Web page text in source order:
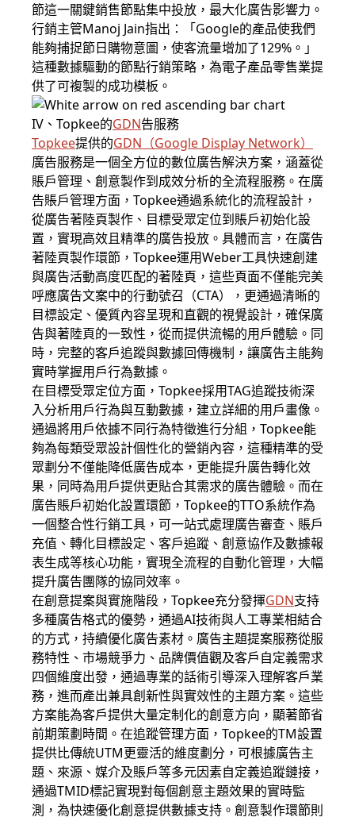
節這一關鍵銷售節點集中投放，最大化廣告影響力。
行銷主管Manoj Jain指出：「Google的產品使我們
能夠捕捉節日購物意圖，使客流量增加了129%。」
這種數據驅動的節點行銷策略，為電子產品零售業提
供了可複製的成功模板。
IV、Topkee的GDN告服務
Topkee提供的GDN （Google Display Network）
廣告服務是一個全方位的數位廣告解決方案，涵蓋從
賬戶管理、創意製作到成效分析的全流程服務。在廣
告賬戶管理方面，Topkee通過系統化的流程設計，
從廣告著陸頁製作、目標受眾定位到賬戶初始化設
置，實現高效且精準的廣告投放。具體而言，在廣告
著陸頁製作環節，Topkee運用Weber工具快速創建
與廣告活動高度匹配的著陸頁，這些頁面不僅能完美
呼應廣告文案中的行動號召（CTA），更通過清晰的
目標設定、優質內容呈現和直觀的視覺設計，確保廣
告與著陸頁的一致性，從而提供流暢的用戶體驗。同
時，完整的客戶追蹤與數據回傳機制，讓廣告主能夠
實時掌握用戶行為數據。
在目標受眾定位方面，Topkee採用TAG追蹤技術深
入分析用戶行為與互動數據，建立詳細的用戶畫像。
通過將用戶依據不同行為特徵進行分組，Topkee能
夠為每類受眾設計個性化的營銷內容，這種精準的受
眾劃分不僅能降低廣告成本，更能提升廣告轉化效
果，同時為用戶提供更貼合其需求的廣告體驗。而在
廣告賬戶初始化設置環節，Topkee的TTO系統作為
一個整合性行銷工具，可一站式處理廣告審查、賬戶
充值、轉化目標設定、客戶追蹤、創意協作及數據報
表生成等核心功能，實現全流程的自動化管理，大幅
提升廣告團隊的協同效率。
在創意提案與實施階段，Topkee充分發揮GDN支持
多種廣告格式的優勢，通過AI技術與人工專業相結合
的方式，持續優化廣告素材。廣告主題提案服務從服
務特性、市場競爭力、品牌價值觀及客戶自定義需求
四個維度出發，通過專業的話術引導深入理解客戶業
務，進而產出兼具創新性與實效性的主題方案。這些
方案能為客戶提供大量定制化的創意方向，顯著節省
前期策劃時間。在追蹤管理方面，Topkee的TM設置
提供比傳統UTM更靈活的維度劃分，可根據廣告主
題、來源、媒介及賬戶等多元因素自定義追蹤鏈接，
通過TMID標記實現對每個創意主題效果的實時監
測，為快速優化創意提供數據支持。創意製作環節則